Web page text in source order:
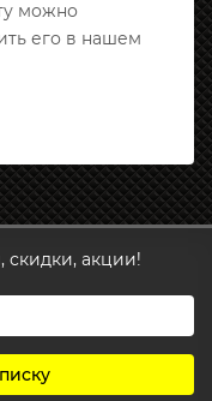
можно
его в нашем
скидки, акции!